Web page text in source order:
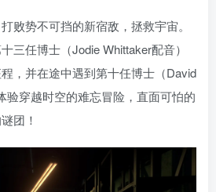
败势不可挡的新宿敌，拯救宇宙。
三任博士（Jodie Whittaker配音）
，并在途中遇到第十任博士（David
验穿越时空的难忘冒险，直面可怕的
团！